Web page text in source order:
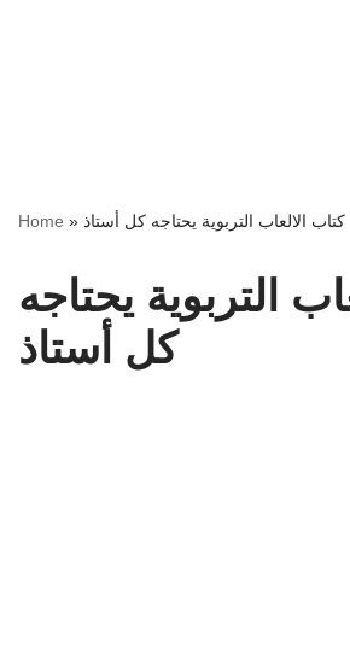
Home » كتاب الالعاب التربوية يحتاجه كل أستاذ
التربوية يحتاجه
كل أستاذ